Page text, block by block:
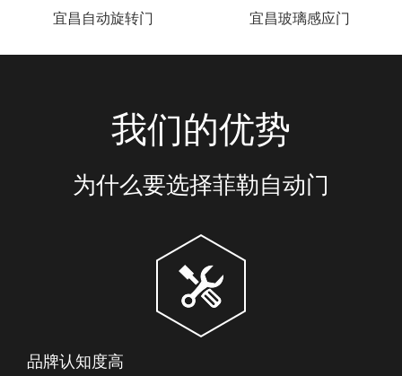
宜昌自动旋转门 宜昌玻璃感应门
我们的优势
为什么要选择菲勒自动门
品牌认知度高